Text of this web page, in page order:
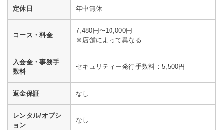
定休日 年中無休
コース・料金
7,480円〜10,000円
※店舗によって異なる
入会金・事務手
数料
セキュリティー発行手数料：5,500円
返金保証 なし
レンタル/オプシ
ョン
なし